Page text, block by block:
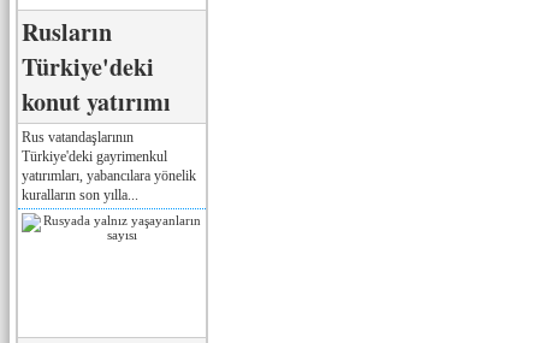
Rusların
Türkiye'deki
konut yatırımı
Rus vatandaşlarının
Türkiye'deki gayrimenkul
yatırımları, yabancılara yönelik
kuralların son yılla...